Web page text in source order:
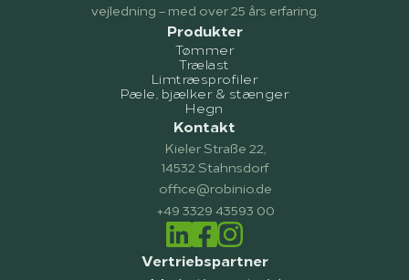
vejledning – med over 25 års erfaring.
Kontakt
Kieler Straße 22,
14532 Stahnsdorf
office@robinio.de
+49 3329 43593 00
Vertriebspartner
Produkter
Tømmer
Trælast
Limtræsprofiler
Pæle, bjælker & stænger
Hegn